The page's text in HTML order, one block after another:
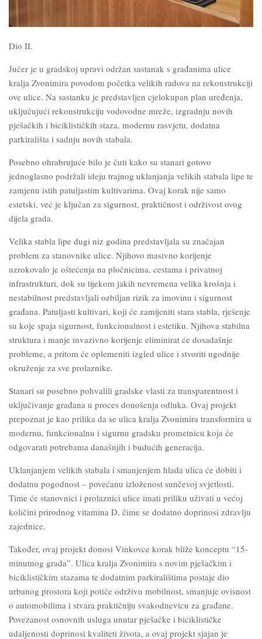
Dio II.
Jučer je u gradskoj upravi održan sastanak s građanima ulice
kralja Zvonimira povodom početka velikih radova na rekonstrukciji
ove ulice. Na sastanku je predstavljen cjelokupan plan uređenja,
uključujući rekonstrukciju vodovodne mreže, izgradnju novih
pješačkih i biciklističkih staza, modernu rasvjetu, dodatna
parkirališta i sadnju novih stabala.
Posebno ohrabrujuće bilo je čuti kako su stanari gotovo
jednoglasno podržali ideju trajnog uklanjanja velikih stabala lipe te
zamjenu istih patuljastim kultivarima. Ovaj korak nije samo
estetski, već je ključan za sigurnost, praktičnost i održivost ovog
dijela grada.
Velika stabla lipe dugi niz godina predstavljala su značajan
problem za stanovnike ulice. Njihovo masivno korijenje
uzrokovalo je oštećenja na pločnicima, cestama i privatnoj
infrastrukturi, dok su tijekom jakih nevremena velika krošnja i
nestabilnost predstavljali ozbiljan rizik za imovinu i sigurnost
građana. Patuljasti kultivari, koji će zamijeniti stara stabla, rješenje
su koje spaja sigurnost, funkcionalnost i estetiku. Njihova stabilna
struktura i manje invazivno korijenje eliminirat će dosadašnje
probleme, a pritom će oplemeniti izgled ulice i stvoriti ugodnije
okruženje za sve prolaznike.
Stanari su posebno pohvalili gradske vlasti za transparentnost i
uključivanje građana u proces donošenja odluka. Ovaj projekt
prepoznat je kao prilika da se ulica kralja Zvonimira transformira u
modernu, funkcionalnu i sigurnu gradsku prometnicu koja će
odgovarati potrebama današnjih i budućih generacija.
Uklanjanjem velikih stabala i smanjenjem hlada ulica će dobiti i
dodatnu pogodnost – povećanu izloženost sunčevoj svjetlosti.
Time će stanovnici i prolaznici ulice imati priliku uživati u većoj
količini prirodnog vitamina D, čime se dodatno doprinosi zdravlju
zajednice.
Također, ovaj projekt donosi Vinkovce korak bliže konceptu “15-
minutnog grada”. Ulica kralja Zvonimira s novim pješačkim i
biciklističkim stazama te dodatnim parkiralištima postaje dio
urbanog prostora koji potiče održivu mobilnost, smanjuje ovisnost
o automobilima i stvara praktičniju svakodnevicu za građane.
Povezanost osnovnih usluga unutar pješačke i biciklističke
udaljenosti doprinosi kvaliteti života, a ovaj projekt sjajan je